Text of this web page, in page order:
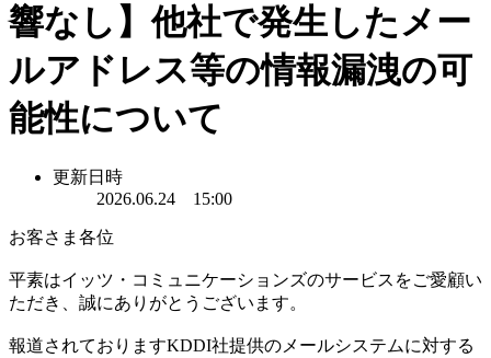
響なし】他社で発生したメー
ルアドレス等の情報漏洩の可
能性について
更新日時
2026.06.24 15:00
お客さま各位
平素はイッツ・コミュニケーションズのサービスをご愛顧い
ただき、誠にありがとうございます。
報道されておりますKDDI社提供のメールシステムに対する